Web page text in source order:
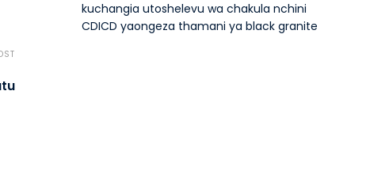
kuchangia utoshelevu wa chakula nchini
CDICD yaongeza thamani ya black granite